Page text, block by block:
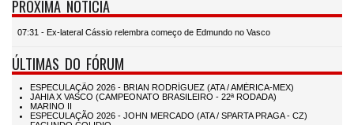
PRÓXIMA NOTÍCIA
07:31 - Ex-lateral Cássio relembra começo de Edmundo no Vasco
ÚLTIMAS DO FÓRUM